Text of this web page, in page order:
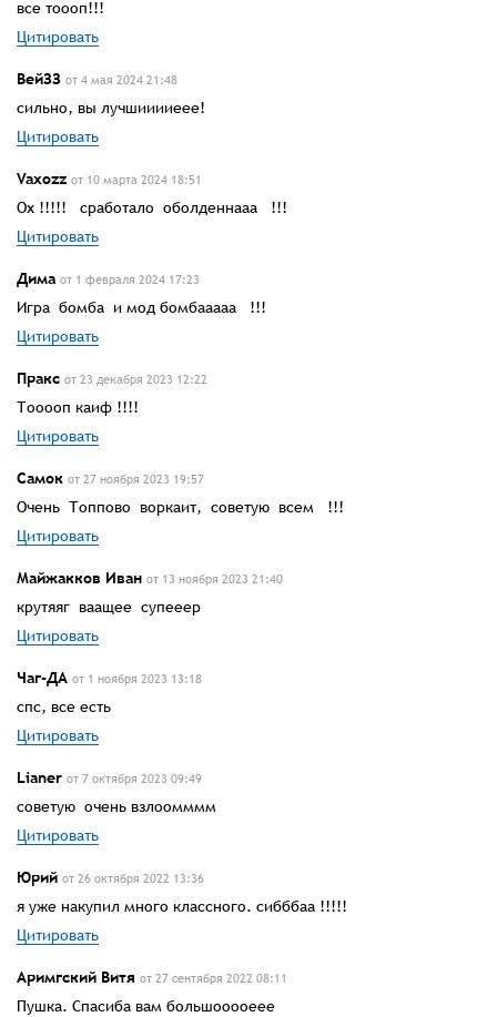
все тоооп!!!
Цитировать
ВейЗЗ от 4 мая 2024 21:48
сильно, вы лучшииииеее!
Цитировать
Vaxozz от 10 марта 2024 18:51
Ох !!!!! сработало оболденнааа !!!
Цитировать
Дима от 1 февраля 2024 17:23
Игра бомба и мод бомбааааа !!!
Цитировать
Пракс от 23 декабря 2023 12:22
Тооооп каиф !!!!
Цитировать
Самок от 27 ноября 2023 19:57
Очень Топпово воркаит, советую всем !!!
Цитировать
Майжакков Иван от 13 ноября 2023 21:40
крутяяг ваащее супееер
Цитировать
Чаг-ДА от 1 ноября 2023 13:18
спс, все есть
Цитировать
Lianer от 7 октября 2023 09:49
советую очень взлоомммм
Цитировать
Юрий от 26 октября 2022 13:36
я уже накупил много классного. сибббаа !!!!!
Цитировать
Аримгский Витя от 27 сентября 2022 08:11
Пушка. Спасиба вам большооооеее